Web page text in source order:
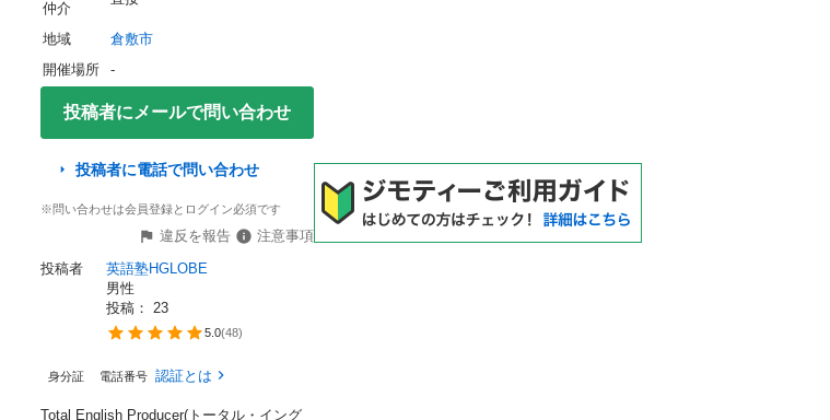
仲介
地域
倉敷市
開催場所
-
投稿者にメールで問い合わせ
投稿者に電話で問い合わせ
※問い合わせは会員登録とログイン必須です
違反を報告
注意事項
投稿者
英語塾HGLOBE
男性
投稿： 23
5.0(48)
身分証 電話番号 認証とは
Total English Producer(トータル・イング